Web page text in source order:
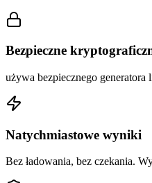
Bezpieczne
używa bezpiecznego
Natychmiastowe wyniki
Bez ładowania, bez czekania.